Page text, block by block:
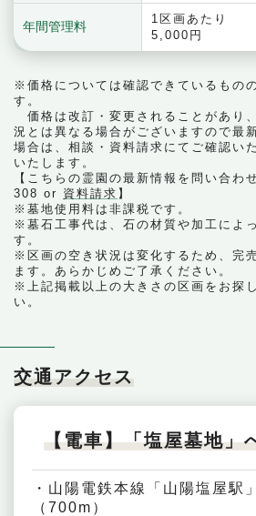
年間管理料
1区画あたり
5,000円
※価格については確認できているもの
す。
価格は改訂・変更されることがあり
況とは異なる場合がございますので最
場合は、相談・資料請求にてご確認い
いたします。
【こちらの霊園の最新情報を問い合
308 or 資料請求 】
※墓地使用料は非課税です。
※墓石工事代は、石の材質や加工によ
す。
※区画の空き状況は変化するため、完
ます。あらかじめご了承ください。
※上記掲載以上の大きさの区画をお探
い。
交通アクセス
【電車】「塩屋墓地」
・山陽電鉄本線「山陽塩屋駅
（700m）